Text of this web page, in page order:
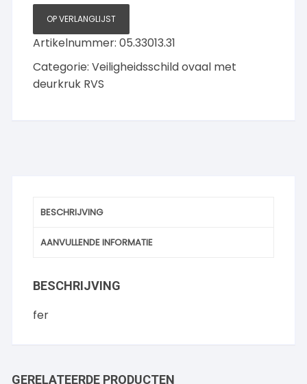
links
aantal
OP VERLANGLIJST
Artikelnummer:05.33013.31
Categorie:Veiligheidsschild ovaal met
deurkruk RVS
BESCHRIJVING
AANVULLENDE INFORMATIE
BESCHRIJVING
fer
GERELATEERDE PRODUCTEN